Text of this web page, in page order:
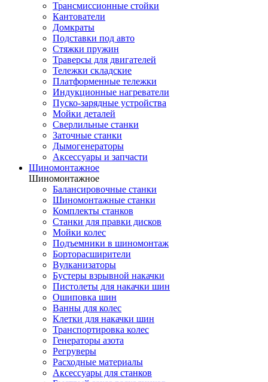
Трансмиссионные стойки
Кантователи
Домкраты
Подставки под авто
Стяжки пружин
Траверсы для двигателей
Тележки складские
Платформенные тележки
Индукционные нагреватели
Пуско-зарядные устройства
Мойки деталей
Сверлильные станки
Заточные станки
Дымогенераторы
Аксессуары и запчасти
Шиномонтажное
Шиномонтажное
Балансировочные станки
Шиномонтажные станки
Комплекты станков
Станки для правки дисков
Мойки колес
Подъемники в шиномонтаж
Борторасширители
Вулканизаторы
Бустеры взрывной накачки
Пистолеты для накачки шин
Ошиповка шин
Ванны для колес
Клетки для накачки шин
Транспортировка колес
Генераторы азота
Регруверы
Расходные материалы
Аксессуары для станков